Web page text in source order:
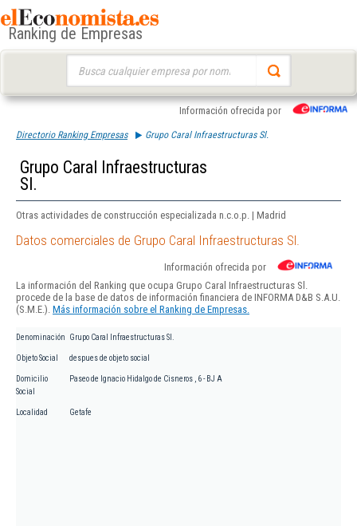
Ranking de Empresas
Información ofrecida por
Directorio Ranking Empresas Grupo Caral Infraestructuras Sl.
Grupo Caral Infraestructuras
Sl.
Otras actividades de construcción especializada n.c.o.p. | Madrid
Datos comerciales de Grupo Caral Infraestructuras Sl.
Información ofrecida por
La información del Ranking que ocupa Grupo Caral Infraestructuras Sl.
procede de la base de datos de información financiera de INFORMA D&B S.A.U.
(S.M.E.). Más información sobre el Ranking de Empresas.
Denominación Grupo Caral Infraestructuras Sl.
Objeto Social despues de objeto social
Domicilio
Social
Paseo de Ignacio Hidalgo de Cisneros , 6 - BJ A
Localidad Getafe